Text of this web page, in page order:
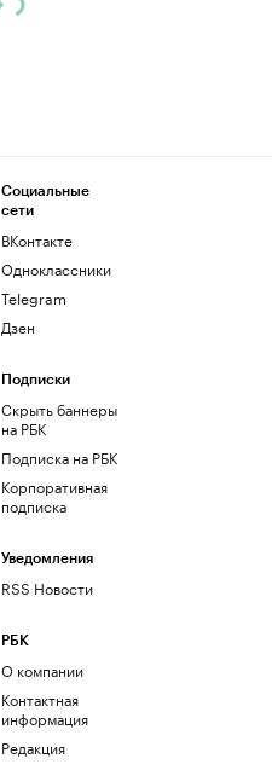
Социальные
сети
ВКонтакте
Одноклассники
Telegram
Дзен
Подписки
Скрыть баннеры
на РБК
Подписка на РБК
Корпоративная
подписка
Уведомления
RSS Новости
РБК
О компании
Контактная
информация
Редакция